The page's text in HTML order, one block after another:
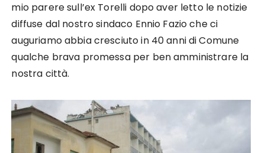
mio parere sull’ex Torelli dopo aver letto le notizie
diffuse dal nostro sindaco Ennio Fazio che ci
auguriamo abbia cresciuto in 40 anni di Comune
qualche brava promessa per ben amministrare la
nostra città.